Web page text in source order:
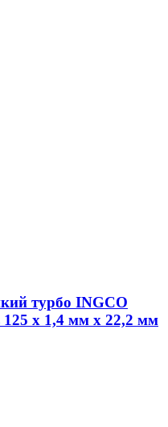
турбо INGCO
х 1,4 мм x 22,2 мм